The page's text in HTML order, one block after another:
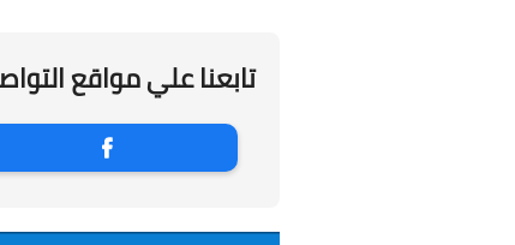
تابعنا علي مواقع